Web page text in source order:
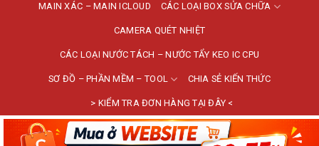
MAIN XÁC – MAIN ICLOUD CÁC LOẠI BOX SỬA CHỮA
CAMERA QUÉT NHIỆT
CÁC LOẠI NƯỚC TÁCH – NƯỚC TẨY KEO IC CPU
SƠ ĐỒ – PHẦN MỀM – TOOL CHIA SẺ KIẾN THỨC
> KIỂM TRA ĐƠN HÀNG TẠI ĐÂY <